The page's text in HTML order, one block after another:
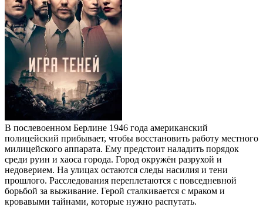
В послевоенном Берлине 1946 года американский
полицейский прибывает, чтобы восстановить работу местного
милицейского аппарата. Ему предстоит наладить порядок
среди руин и хаоса города. Город окружён разрухой и
недоверием. На улицах остаются следы насилия и тени
прошлого. Расследования переплетаются с повседневной
борьбой за выживание. Герой сталкивается с мраком и
кровавыми тайнами, которые нужно распутать.